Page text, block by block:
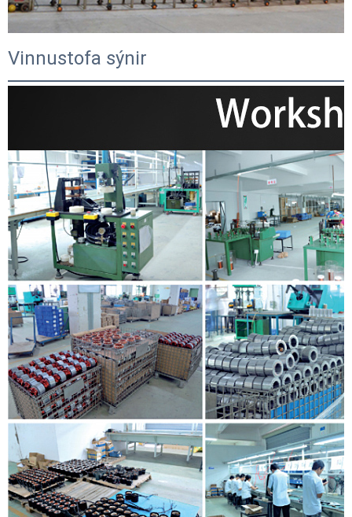
Vinnustofa sýnir